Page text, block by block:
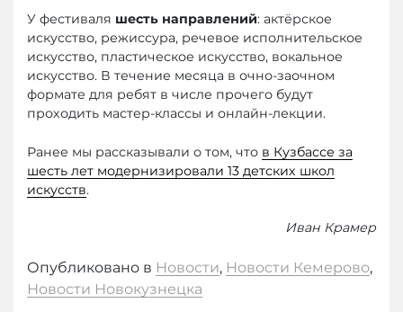
У фестиваля шесть направлений: актёрское
искусство, режиссура, речевое исполнительское
искусство, пластическое искусство, вокальное
искусство. В течение месяца в очно-заочном
формате для ребят в числе прочего будут
проходить мастер-классы и онлайн-лекции.
Ранее мы рассказывали о том, что в Кузбассе за
шесть лет модернизировали 13 детских школ
искусств.
Иван Крамер
Опубликовано в Новости, Новости Кемерово,
Новости Новокузнецка